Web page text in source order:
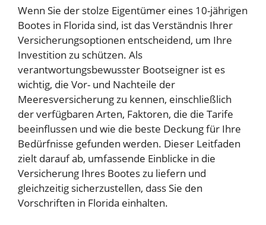
Wenn Sie der stolze Eigentümer eines 10-jährigen
Bootes in Florida sind, ist das Verständnis Ihrer
Versicherungsoptionen entscheidend, um Ihre
Investition zu schützen. Als
verantwortungsbewusster Bootseigner ist es
wichtig, die Vor- und Nachteile der
Meeresversicherung zu kennen, einschließlich
der verfügbaren Arten, Faktoren, die die Tarife
beeinflussen und wie die beste Deckung für Ihre
Bedürfnisse gefunden werden. Dieser Leitfaden
zielt darauf ab, umfassende Einblicke in die
Versicherung Ihres Bootes zu liefern und
gleichzeitig sicherzustellen, dass Sie den
Vorschriften in Florida einhalten.